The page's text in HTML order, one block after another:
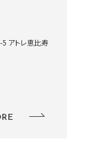
アトレ恵比寿